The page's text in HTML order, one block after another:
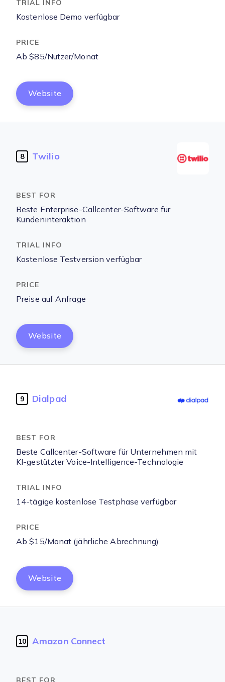
Kostenlose Demo verfügbar
Ab $85/Nutzer/Monat
Website
8 Twilio
Beste Enterprise-Callcenter-Software für
Kundeninteraktion
Kostenlose Testversion verfügbar
Preise auf Anfrage
Website
9 Dialpad
Beste Callcenter-Software für Unternehmen mit
KI-gestützter Voice-Intelligence-Technologie
14-tägige kostenlose Testphase verfügbar
Ab $15/Monat (jährliche Abrechnung)
Website
10 Amazon Connect